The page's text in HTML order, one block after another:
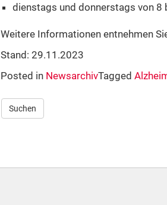
dienstags und donnerstags von 8
Weitere Informationen entnehmen
Stand: 29.11.2023
Posted in NewsarchivTagged